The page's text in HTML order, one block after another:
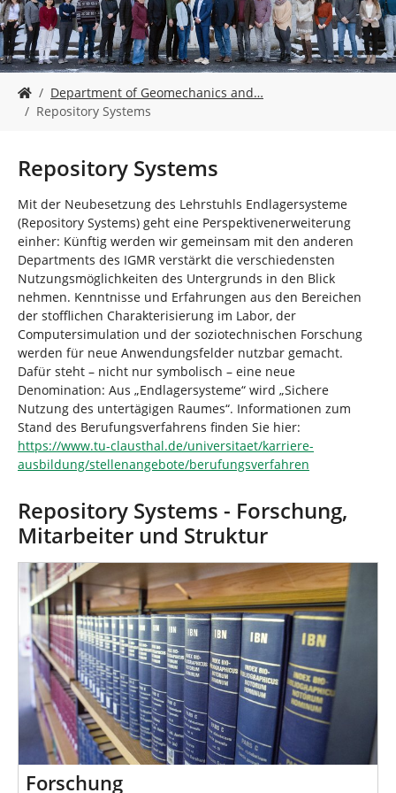
i
n
h
i
e
r
:
Department of Geomechanics and…
Repository Systems
Repository Systems
Mit der Neubesetzung des Lehrstuhls Endlagersysteme
(Repository Systems) geht eine Perspektivenerweiterung
einher: Künftig werden wir gemeinsam mit den anderen
Departments des IGMR verstärkt die verschiedensten
Nutzungsmöglichkeiten des Untergrunds in den Blick
nehmen. Kenntnisse und Erfahrungen aus den Bereichen
der stofflichen Charakterisierung im Labor, der
Computersimulation und der soziotechnischen Forschung
werden für neue Anwendungsfelder nutzbar gemacht.
Dafür steht – nicht nur symbolisch – eine neue
Denomination: Aus „Endlagersysteme“ wird „Sichere
Nutzung des untertägigen Raumes“. Informationen zum
Stand des Berufungsverfahrens finden Sie hier:
https://www.tu-clausthal.de/universitaet/karriere-
ausbildung/stellenangebote/berufungsverfahren
Repository Systems - Forschung,
Mitarbeiter und Struktur
Forschung